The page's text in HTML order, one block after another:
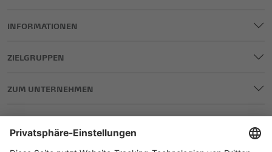
INFORMATIONEN
ZIELGRUPPEN
ZUM UNTERNEHMEN